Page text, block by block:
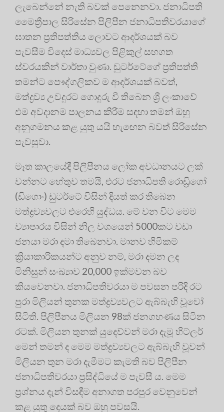
ලැබෙන්නේ නැති බවක් පෙනෙනවා. ජනාධිපති
මෛත්‍රීපාල සිරිසේන පිලිපීන ජනාධිපතිවරයාගේ
ඝාතන ප්‍රතිපත්තිය ලොවට ආදර්ශයක් බව
පැවසීම විදෙස් මාධ්‍යවල පිළිකුල් සහගත
ස්වරයකින් වාර්තා වුණා. ඩුටර්ටේගේ ප්‍රතිපත්ති
තමන්ට පෞද්ගලිකව ම ආදර්ශයක් බවත්,
මත්ද්‍රව්‍ය උවදුරට ගොදුරු වී තිබෙන ශ්‍රී ලංකාවේ
එම අවදානම පාලනය කිරීම සඳහා තමන් ඔහු
අනුගමනය කළ යුතු යයි හැඟෙන බවත් සිරිසේන
පැවසුවා.
මෑත කාලයේදී පිලිපීනය ලෝක අවධානයට ලක්
වන්නට හේතුව තමයි, එරට ජනාධිපති රොඩ්‍රිගෝ
(ඩිගොං) ඩුටර්ටේ විසින් දියත් කර තිබෙන
මත්ද්‍ර‍ව්‍යවලට එරෙහි යුද්ධය. මේ වන විට මෙම
ව්‍යාපාරය විසින් නිල වශයෙන් 5000කට වඩා
ජනයා මරා දමා තිබෙනවා. මානව හිමිකම්
ක්‍රියාකාරිකයන්ට අනුව නම්, මරා දමන ලද
මිනිසුන් සංඛ්‍යාව 20,000 ඉක්මවන බව
කියවෙනවා. ජනාධිපතිවරයා ම පවසන පරිදි රට
පුරා මිලියන් තුනක මත්ද්‍ර‍ව්‍යවලට ඇබ්බැහි වූවෝ
සිටිති. පිලිපීනය මිලියන 98ක් ජනගහණය සිටින
රටක්. මිලියන තුනක් යුදෙව්වන් මරා දැමූ හිට්ලර්
මෙන් තමන් ද මෙම මත්ද්‍ර‍ව්‍යවලට ඇබ්බැහි වූවන්
මිලියන තුන මරා දැමීමට කැමති බව පිලිපීන
ජනාධිපතිවරයා ප්‍ර‍සිද්ධියේ ම පැවසී ය. මෙම
ප්‍ර‍ශ්නය දැන් විසඳීම අනාගත පරපුර වෙනුවෙන්
කළ යුතු දෙයක් බව ඔහු පවසයි.